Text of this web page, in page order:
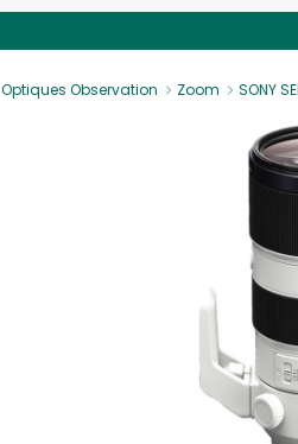
Optiques Observation Zoom SONY